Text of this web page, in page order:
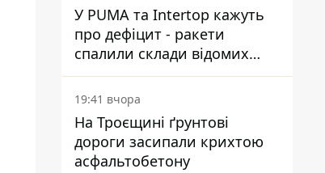
У PUMA та Intertop кажуть
про дефіцит - ракети
спалили склади відомих
брендів
19:41 вчора
На Троєщині ґрунтові
дороги засипали крихтою
асфальтобетону